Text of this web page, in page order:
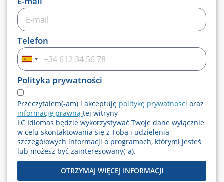
Telefon
Hiszpania
+34
Polityka prywatności
Przeczytałem(-am) i akceptuję politykę prywatności oraz
informację prawną tej witryny
LC Idiomas będzie wykorzystywać Twoje dane wyłącznie
w celu skontaktowania się z Tobą i udzielenia
szczegółowych informacji o programach, którymi jesteś
lub możesz być zainteresowany(-a).
OTRZYMAJ WIĘCEJ INFORMACJI